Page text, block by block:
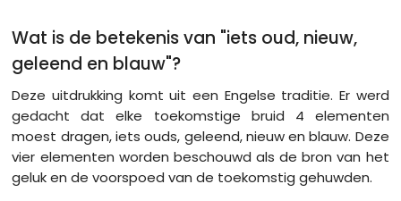
Wat is de betekenis van "iets oud, nieuw,
geleend en blauw"?
Deze uitdrukking komt uit een Engelse traditie. Er werd
gedacht dat elke toekomstige bruid 4 elementen
moest dragen, iets ouds, geleend, nieuw en blauw. Deze
vier elementen worden beschouwd als de bron van het
geluk en de voorspoed van de toekomstig gehuwden.